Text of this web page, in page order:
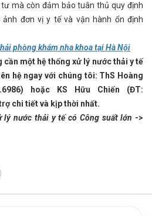
mà còn đảm bảo tuân thủ quy định
đơn vị y tế và vận hành ổn định
phòng khám nha khoa tại Hà Nội
cần một hệ thống xử lý nước thải y tế
hệ ngay với chúng tôi: ThS Hoàng
hoặc KS Hữu Chiến (ĐT:
chi tiết và kịp thời nhất.
lý nước thải y tế có Công suất lớn ->